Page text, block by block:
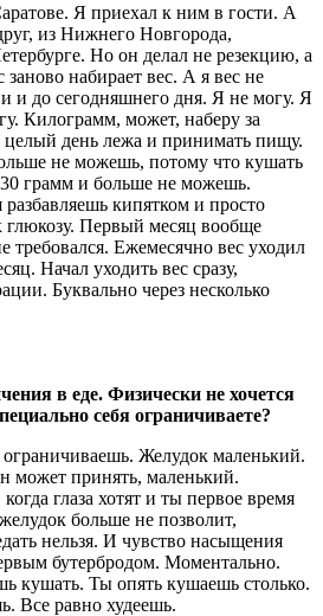
Я приехал к ним в гости. А
из Нижнего Новгорода,
Но он делал не резекцию, а
заново набирает вес. А я вес не
и до сегодняшнего дня. Я не могу. Я
Килограмм, может, наберу за
целый день лежа и принимать пищу.
не можешь, потому что кушать
грамм и больше не можешь.
разбавляешь кипятком и просто
глюкозу. Первый месяц вообще
Ежемесячно вес уходил
Начал уходить вес сразу,
Буквально через несколько
в еде. Физически не хочется
себя ограничиваете?
Желудок маленький.
принять, маленький.
глаза хотят и ты первое время
больше не позволит,
нельзя. И чувство насыщения
бутербродом. Моментально.
кушать. Ты опять кушаешь столько.
Все равно худеешь.